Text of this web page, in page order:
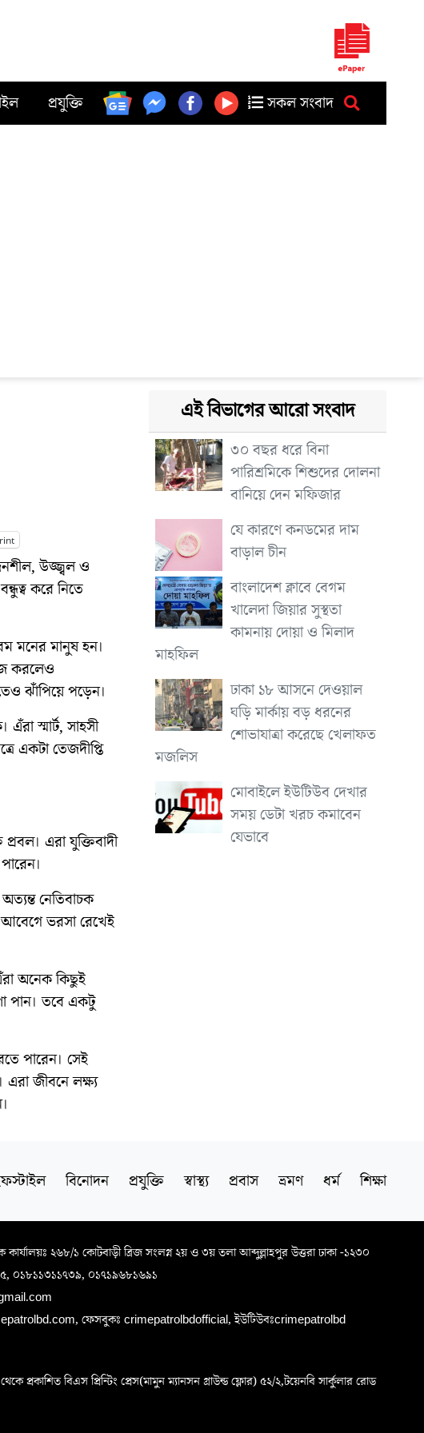
প্রযুক্তি সকল সংবাদ
উজ্জ্বল ও
করে নিতে
মনের মানুষ হন।
করলেও
ঝাঁপিয়ে পড়েন।
স্মার্ট, সাহসী
একটা তেজদীপ্তি
এরা যুক্তিবাদী
নেতিবাচক
ভরসা রেখেই
অনেক কিছুই
পান। তবে একটু
পারেন। সেই
জীবনে লক্ষ্য
এই বিভাগের আরো সংবাদ
৩০ বছর ধরে বিনা
পারিশ্রমিকে শিশুদের দোলনা
বানিয়ে দেন মফিজার
যে কারণে কনডমের দাম
বাড়াল চীন
বাংলাদেশ ক্লাবে বেগম
খালেদা জিয়ার সুস্থতা
কামনায় দোয়া ও মিলাদ
মাহফিল
ঢাকা ১৮ আসনে দেওয়াল
ঘড়ি মার্কায় বড় ধরনের
শোভাযাত্রা করেছে খেলাফত
মজলিস
মোবাইলে ইউটিউব দেখার
সময় ডেটা খরচ কমাবেন
যেভাবে
বিনোদন প্রযুক্তি স্বাস্থ্য প্রবাস ভ্রমণ ধর্ম শিক্ষা
কার্যালয়ঃ ২৬৮/১ কোটবাড়ী ব্রিজ সংলগ্ন ২য় ও ৩য় তলা আব্দুল্লাহপুর উত্তরা ঢাকা -১২৩০
০১৮১১৩১১৭৩৯, ০১৭১৯৬৮১৬৯১
ফেসবুকঃ crimepatrolbdofficial, ইউটিউবঃcrimepatrolbd
বিএস প্রিন্টিং প্রেস(মামুন ম্যানসন গ্রাউন্ড ফ্লোর) ৫২/২,টয়েনবি সার্কুলার রোড